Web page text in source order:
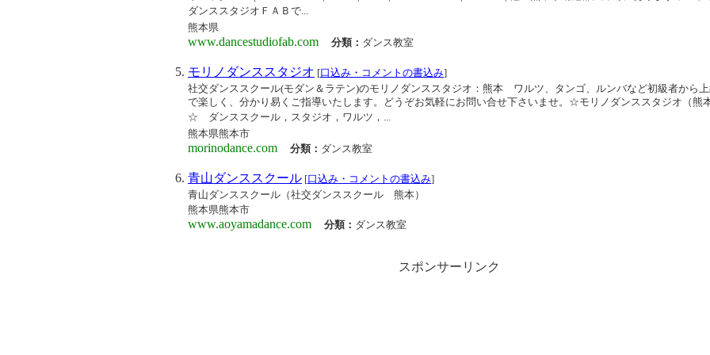
ダンススタジオＦＡＢで...
熊本県
www.dancestudiofab.com 分類： ダンス教室
モリノダンススタジオ [口込み・コメントの書込み]
社交ダンススクール(モダン＆ラテン)のモリノダンススタジオ：熊本 ワルツ、タンゴ、ルンバなど初級者から上
で楽しく、分かり易くご指導いたします。どうぞお気軽にお問い合せ下さいませ。☆モリノダンススタジオ（熊本
☆ ダンススクール，スタジオ，ワルツ，...
熊本県熊本市
morinodance.com 分類： ダンス教室
青山ダンススクール [口込み・コメントの書込み]
青山ダンススクール（社交ダンススクール 熊本）
熊本県熊本市
www.aoyamadance.com 分類： ダンス教室
スポンサーリンク